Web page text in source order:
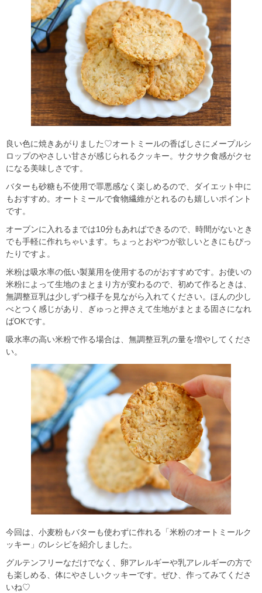
良い色に焼きあがりました♡オートミールの香ばしさにメープルシ
ロップのやさしい甘さが感じられるクッキー。サクサク食感がクセ
になる美味しさです。
バターも砂糖も不使用で罪悪感なく楽しめるので、ダイエット中に
もおすすめ。オートミールで食物繊維がとれるのも嬉しいポイント
です。
オーブンに入れるまでは10分もあればできるので、時間がないとき
でも手軽に作れちゃいます。ちょっとおやつが欲しいときにもぴっ
たりですよ。
米粉は吸水率の低い製菓用を使用するのがおすすめです。お使いの
米粉によって生地のまとまり方が変わるので、初めて作るときは、
無調整豆乳は少しずつ様子を見ながら入れてください。ほんの少し
べとつく感じがあり、ぎゅっと押さえて生地がまとまる固さになれ
ばOKです。
吸水率の高い米粉で作る場合は、無調整豆乳の量を増やしてくださ
い。
今回は、小麦粉もバターも使わずに作れる「米粉のオートミールク
ッキー」のレシピを紹介しました。
グルテンフリーなだけでなく、卵アレルギーや乳アレルギーの方で
も楽しめる、体にやさしいクッキーです。ぜひ、作ってみてくださ
いね♡